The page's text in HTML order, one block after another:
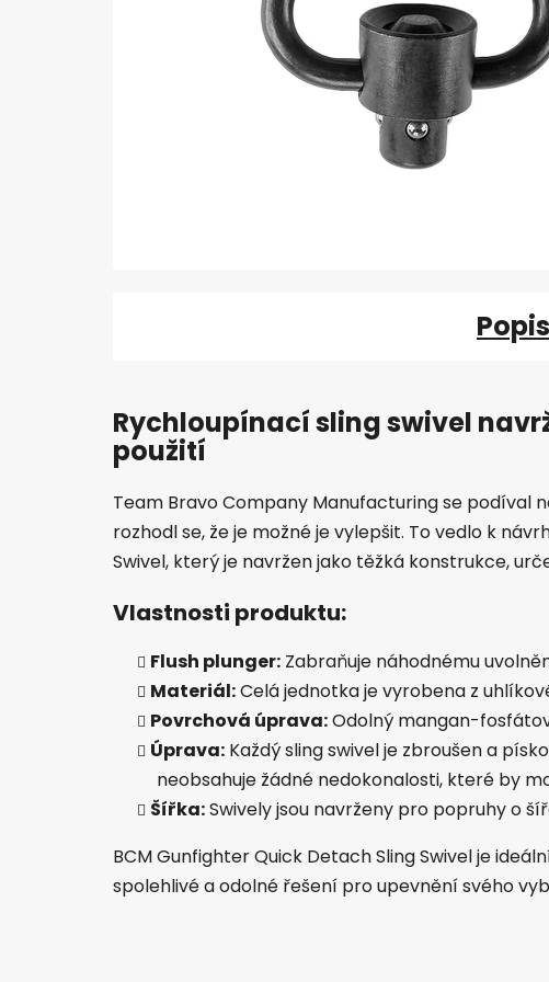
Popis
Rychloupínací sling swivel
použití
Team Bravo Company Manufacturing se podíval
rozhodl se, že je možné je vylepšit. To vedlo k
Swivel, který je navržen jako těžká konstrukce,
Vlastnosti produktu:
Flush plunger: Zabraňuje náhodnému
Materiál:Celá jednotka je vyrobena z
Povrchová úprava:Odolný mangan-
Úprava: Každý sling swivel je zbroušen a
neobsahuje žádné nedokonalosti, které by
Šířka:Swively jsou navrženy pro popruhy o
BCM Gunfighter Quick Detach Sling Swivel je
spolehlivé a odolné řešení pro upevnění svého